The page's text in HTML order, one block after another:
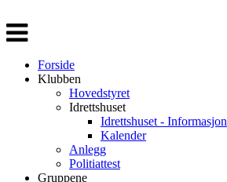
Veksle
navigasjon
Forside
Klubben
Hovedstyret
Idrettshuset
Idrettshuset - Informasjon
Kalender
Anlegg
Politiattest
Gruppene